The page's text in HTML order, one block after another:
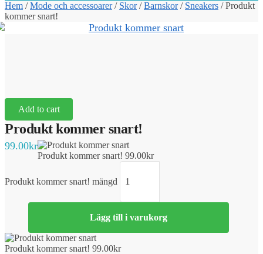
Hem /Mode och accessoarer/ Skor/Barnskor/ Sneakers /Produkt
kommer snart!
Add to cart
Produkt kommer snart!
99.00kr
Produkt kommer snart! 99.00kr
Produkt kommer snart! mängd
Lägg till i varukorg
Produkt kommer snart! 99.00kr